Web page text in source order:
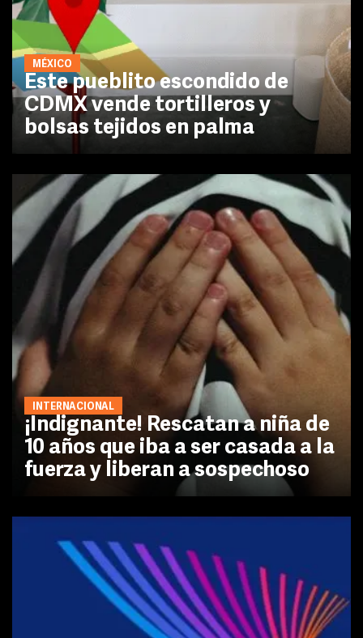
MÉXICO
Este pueblito escondido de
CDMX vende tortilleros y
bolsas tejidos en palma
INTERNACIONAL
¡Indignante! Rescatan a niña de
10 años que iba a ser casada a la
fuerza y liberan a sospechoso